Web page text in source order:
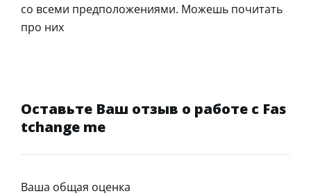
со всеми предположениями. Можешь почитать
про них
Оставьте Ваш отзыв о работе с Fas
tchange me
Ваша общая оценка